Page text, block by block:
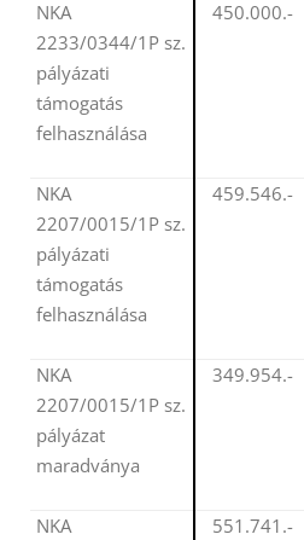
NKA
2233/0344/1P sz.
pályázati
támogatás
felhasználása
450.000.-
NKA
2207/0015/1P sz.
pályázati
támogatás
felhasználása
459.546.-
NKA
2207/0015/1P sz.
pályázat
maradványa
349.954.-
NKA
551.741.-